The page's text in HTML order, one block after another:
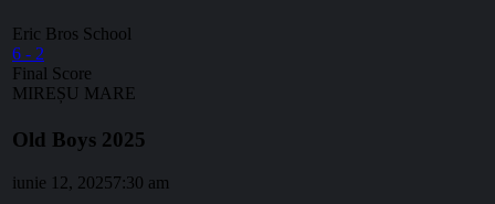
Eric Bros School
6 - 2
Final Score
MIREȘU MARE
Old Boys 2025
iunie 12, 20257:30 am